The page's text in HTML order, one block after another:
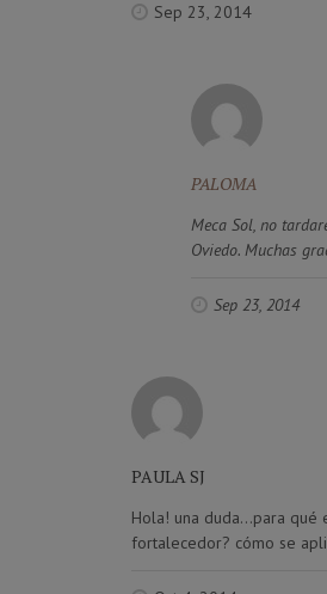
Sep 23, 2014
PALOMA
Meca Sol, no
Oviedo. Muchas
Sep 23, 2014
PAULA SJ
Hola! una duda…para qué
fortalecedor? cómo se